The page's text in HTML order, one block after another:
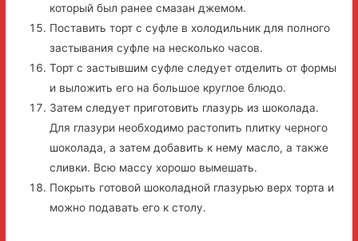
который был ранее смазан джемом.
Поставить торт с суфле в холодильник для полного
застывания суфле на несколько часов.
Торт с застывшим суфле следует отделить от формы
и выложить его на большое круглое блюдо.
Затем следует приготовить глазурь из шоколада.
Для глазури необходимо растопить плитку черного
шоколада, а затем добавить к нему масло, а также
сливки. Всю массу хорошо вымешать.
Покрыть готовой шоколадной глазурью верх торта и
можно подавать его к столу.